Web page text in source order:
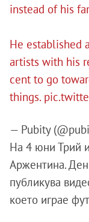
instead of his
He established
artists with his
cent to go
things.
— Pubity
На 4 юни Трий
Аржентина.
публикува
което играе